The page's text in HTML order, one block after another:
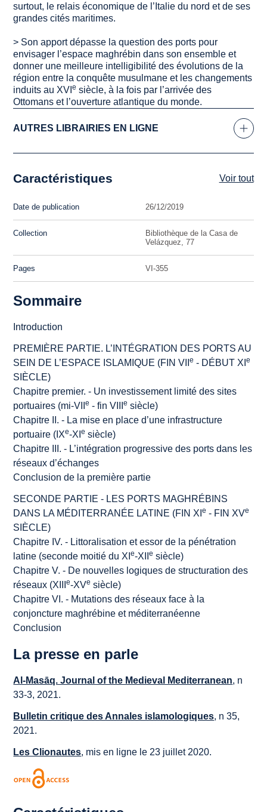
surtout, le relais économique de l’Italie du nord et de ses
grandes cités maritimes.
> Son apport dépasse la question des ports pour
envisager l’espace maghrébin dans son ensemble et
donner une meilleure intelligibilité des évolutions de la
région entre la conquête musulmane et les changements
induits au XVIe siècle, à la fois par l’arrivée des
Ottomans et l’ouverture atlantique du monde.
AUTRES LIBRAIRIES EN LIGNE
Caractéristiques Voir tout
Date de publication 26/12/2019
Collection
Bibliothèque de la Casa de
Velázquez, 77
Pages VI-355
Sommaire
Introduction
PREMIÈRE PARTIE. L’INTÉGRATION DES PORTS AU
SEIN DE L’ESPACE ISLAMIQUE (FIN VIIe - DÉBUT XIe
SIÈCLE)
Chapitre premier. - Un investissement limité des sites
portuaires (mi-VIIe - fin VIIIe siècle)
Chapitre II. - La mise en place d’une infrastructure
portuaire (IXe-XIe siècle)
Chapitre III. - L’intégration progressive des ports dans les
réseaux d’échanges
Conclusion de la première partie
SECONDE PARTIE - LES PORTS MAGHRÉBINS
DANS LA MÉDITERRANÉE LATINE (FIN XIe - FIN XVe
SIÈCLE)
Chapitre IV. - Littoralisation et essor de la pénétration
latine (seconde moitié du XIe-XIIe siècle)
Chapitre V. - De nouvelles logiques de structuration des
réseaux (XIIIe-XVe siècle)
Chapitre VI. - Mutations des réseaux face à la
conjoncture maghrébine et méditerranéenne
Conclusion
La presse en parle
Al-Masāq. Journal of the Medieval Mediterranean, n
33-3, 2021.
Bulletin critique des Annales islamologiques, n 35,
2021.
Les Clionautes, mis en ligne le 23 juillet 2020.